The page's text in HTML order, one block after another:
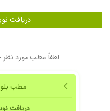
دریافت
لطفاً مطب مورد نظر
مطب
دریافت